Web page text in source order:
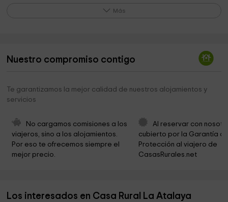
Presa del Embalse de Baños de Montemayor
Cementerio 4,8 km
Centro De Interpretacion General De La Vía De La
Ayuntamiento De Baños De Montemayor 5,0 km
Ayuntamiento De Baños De Montemayor 5,0 km
Más
Nuestro compromiso contigo
Te garantizamos la mejor calidad de nuestros alojamientos y
servicios
No cargamos comisiones a los
viajeros, sino a los alojamientos.
Por eso te ofrecemos siempre el
mejor precio.
Al reservar con
cubierto por la Garantía
Protección al viajero de
CasasRurales.net
Los interesados en Casa Rural La Atalaya